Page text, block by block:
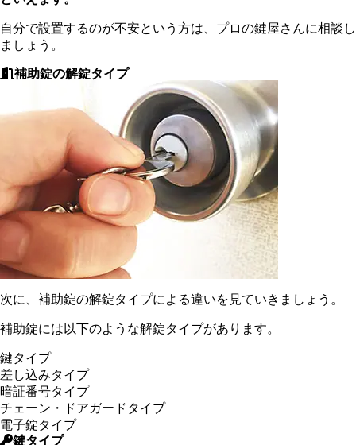
自分で設置するのが不安という方は、プロの鍵屋さんに相談し
ましょう。
補助錠の解錠タイプ
次に、補助錠の解錠タイプによる違いを見ていきましょう。
補助錠には以下のような解錠タイプがあります。
鍵タイプ
差し込みタイプ
暗証番号タイプ
チェーン・ドアガードタイプ
電子錠タイプ
鍵タイプ